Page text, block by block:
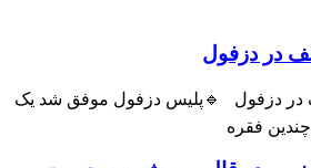
دزفول
🔹پلیس دزفول موفق شد یک